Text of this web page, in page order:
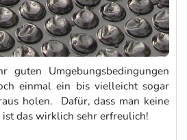
guten Umgebungsbedingungen
einmal ein bis vielleicht sogar
holen. Dafür, dass man keine
das wirklich sehr erfreulich!